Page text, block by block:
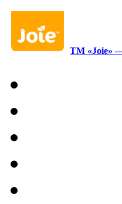
ТМ «Joie» —